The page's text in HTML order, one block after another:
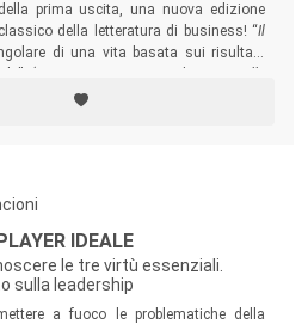
prima uscita, una nuova edizione
della letteratura di business! “Il
di una vita basata sui risultati.
IDEALE
le tre virtù essenziali.
sulla leadership
a fuoco le problematiche della